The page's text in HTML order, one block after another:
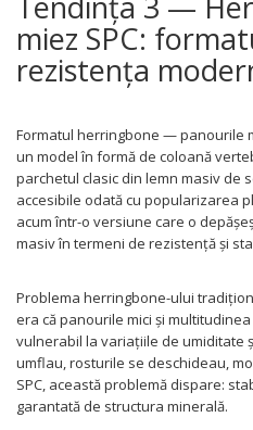
miez SPC:
rezistența
Formatul herringbone — panourile
un model în formă de coloană
parchetul clasic din lemn masiv de
accesibile odată cu popularizarea
acum într-o versiune care o
masiv în termeni de rezistență și
Problema herringbone-ului
era că panourile mici și
vulnerabil la variațiile de umiditate
umflau, rosturile se deschideau,
SPC, această problemă dispare:
garantată de structura minerală.